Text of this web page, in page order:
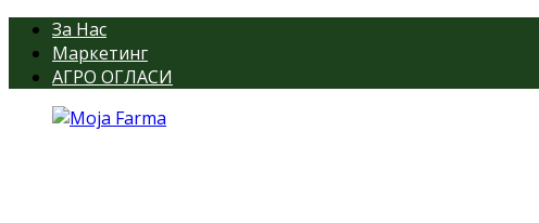
За Нас
Маркетинг
АГРО ОГЛАСИ